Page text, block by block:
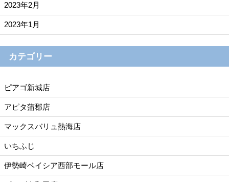
2023年2月
2023年1月
カテゴリー
ピアゴ新城店
アピタ蒲郡店
マックスバリュ熱海店
いちふじ
伊勢崎ベイシア西部モール店